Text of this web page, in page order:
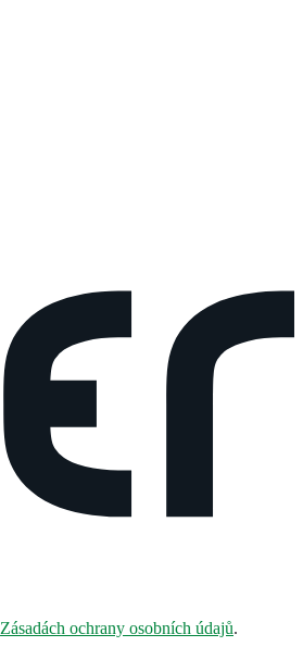
Zásadách ochrany osobních údajů.